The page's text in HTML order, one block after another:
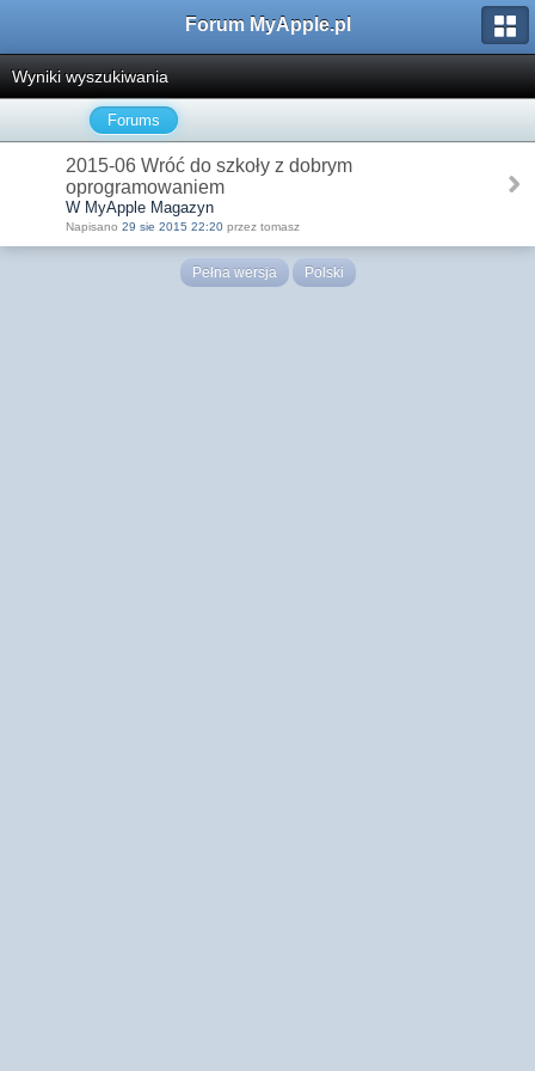
Forum MyApple.pl
Wyniki wyszukiwania
Forums
2015-06 Wróć do szkoły z dobrym
oprogramowaniem
W MyApple Magazyn
Napisano 29 sie 2015 22:20 przez tomasz
Pełna wersja Polski